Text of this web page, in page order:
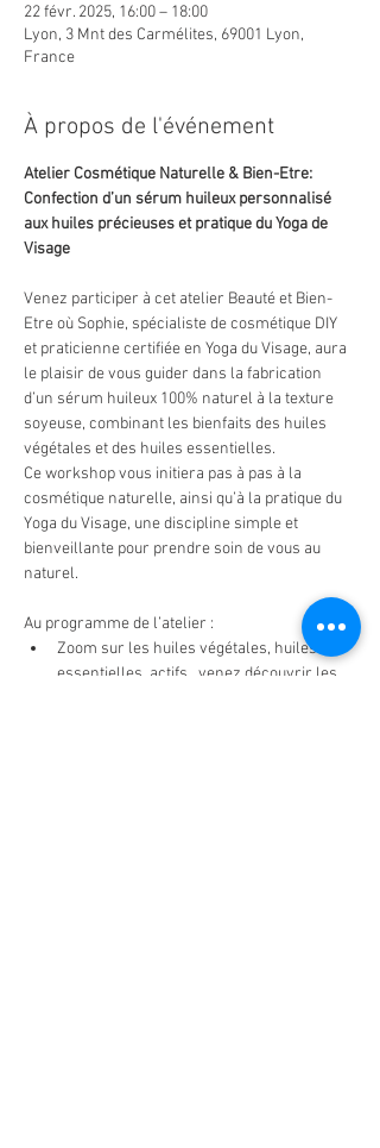
22 févr. 2025, 16:00 – 18:00
Lyon, 3 Mnt des Carmélites, 69001 Lyon,
France
À propos de l'événement
Atelier Cosmétique Naturelle & Bien-Etre:
Confection d’un sérum huileux personnalisé
aux huiles précieuses et pratique du Yoga de
Visage
Venez participer à cet atelier Beauté et Bien-
Etre où Sophie, spécialiste de cosmétique DIY
et praticienne certifiée en Yoga du Visage, aura
le plaisir de vous guider dans la fabrication
d’un sérum huileux 100% naturel à la texture
soyeuse, combinant les bienfaits des huiles
végétales et des huiles essentielles.
Ce workshop vous initiera pas à pas à la
cosmétique naturelle, ainsi qu’à la pratique du
Yoga du Visage, une discipline simple et
bienveillante pour prendre soin de vous au
naturel.
Au programme de l’atelier :
Zoom sur les huiles végétales, huiles
essentielles, actifs...venez découvrir les